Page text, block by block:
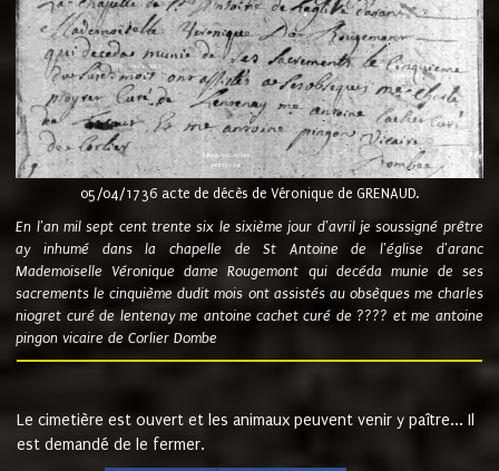
05/04/1736 acte de décès de Véronique de GRENAUD.
En l'an mil sept cent trente six le sixième jour d'avril je soussigné prêtre
ay inhumé dans la chapelle de St Antoine de l'église d'aranc
Mademoiselle Véronique dame Rougemont qui decéda munie de ses
sacrements le cinquième dudit mois ont assistés au obsèques me charles
niogret curé de lentenay me antoine cachet curé de ???? et me antoine
pingon vicaire de Corlier Dombe
Le cimetière est ouvert et les animaux peuvent venir y paître... Il
est demandé de le fermer.